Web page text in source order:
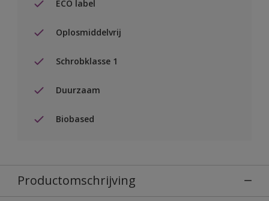
ECO label
Oplosmiddelvrij
Schrobklasse 1
Duurzaam
Biobased
Productomschrijving